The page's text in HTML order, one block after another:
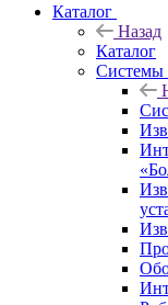
Каталог
Назад
Каталог